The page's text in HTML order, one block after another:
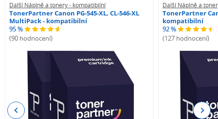
Další Náplně a tonery - kompatibilní
TonerPartner Canon PG-545-XL, CL-546-XL
MultiPack - kompatibilní
95 %
(90 hodnocení)
Další Náplně a
TonerPartner
kompatibilní
92 %
(127 hodnocení)
Previous Next